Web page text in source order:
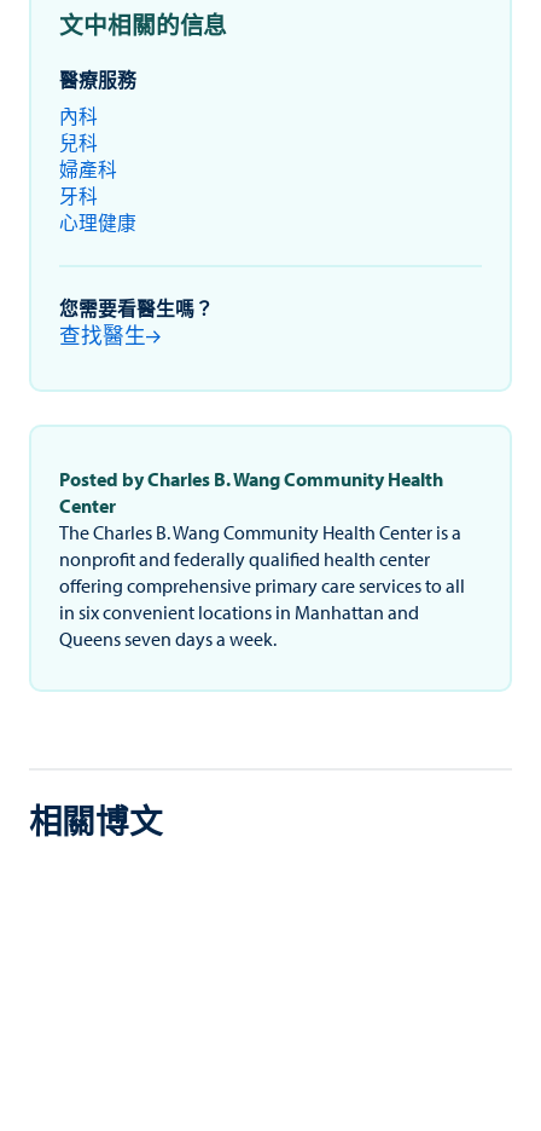
文中相關的信息
醫療服務
內科
兒科
婦產科
牙科
心理健康
您需要看醫生嗎？
查找醫生
Posted by Charles B. Wang Community Health
Center
The Charles B. Wang Community Health Center is a
nonprofit and federally qualified health center
offering comprehensive primary care services to all
in six convenient locations in Manhattan and
Queens seven days a week.
相關博文